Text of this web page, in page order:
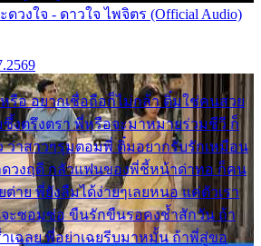
ดวงใจ - ดาวใจ ไพจิตร (Official Audio)
รือ อยากเชื่อถือก็ไม่กล้า ติ๋มใช่คนสวย
ซึ้งตรึงตรา พี่หรือจะมาหมายร่วมชีวี ก็
ว่าสาวๆรุมตอมพี่ ติ๋มอยากรับรักเหมือน
วงฤดี กลัวแฟนของพี่ชี้หน้าด่าทอ ก็คน
าย พี่ยังลืมได้ง่ายๆเลยหนอ แค่ตัวเรา
ะซอมซ่อ ขืนรักขืนรอคงช้ำสักวัน ถ้า
เฉลย พี่อย่าเฉยรีบมาหมั้น ถ้าพี่สู่ขอ